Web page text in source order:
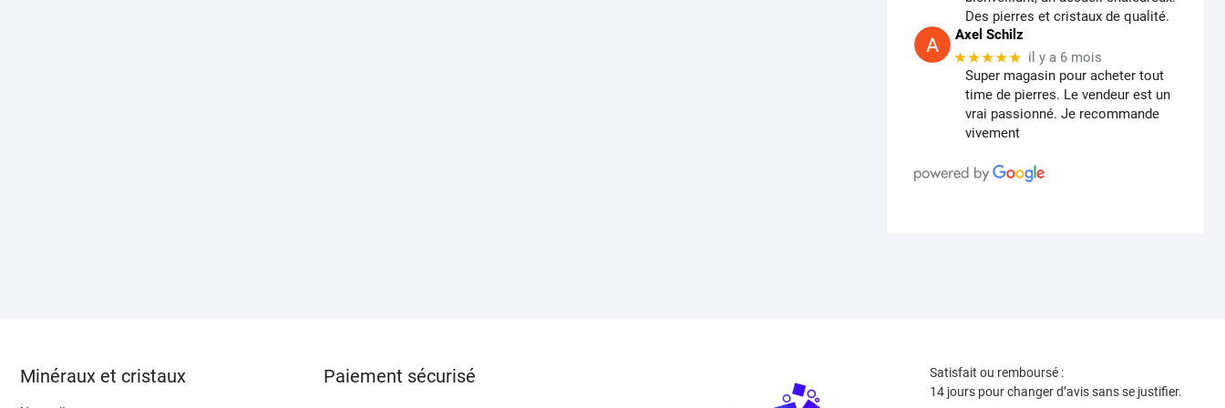
Des pierres et cristaux de qualité.
Axel Schilz
★★★★★ il y a 6 mois
Super magasin pour acheter tout
time de pierres. Le vendeur est un
vrai passionné. Je recommande
vivement
Minéraux et cristaux Paiement sécurisé
Satisfait ou remboursé :
14 jours pour changer d’avis sans se justifier.